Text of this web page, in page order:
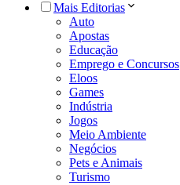
Mais Editorias
Auto
Apostas
Educação
Emprego e Concursos
Eloos
Games
Indústria
Jogos
Meio Ambiente
Negócios
Pets e Animais
Turismo